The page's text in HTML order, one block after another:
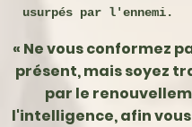
usurpés par l'ennemi.
« Ne vous conformez
présent, mais soyez
par le
l'intelligence, afin